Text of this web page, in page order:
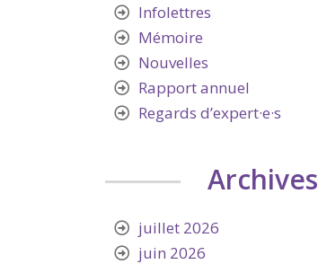
Infolettres
Mémoire
Nouvelles
Rapport annuel
Regards d’expert·e·s
Archives
juillet 2026
juin 2026